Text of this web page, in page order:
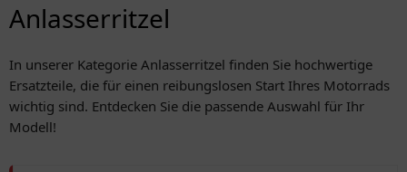
Anlasserritzel
In unserer Kategorie Anlasserritzel finden Sie hochwertige
Ersatzteile, die für einen reibungslosen Start Ihres Motorrads
wichtig sind. Entdecken Sie die passende Auswahl für Ihr
Modell!